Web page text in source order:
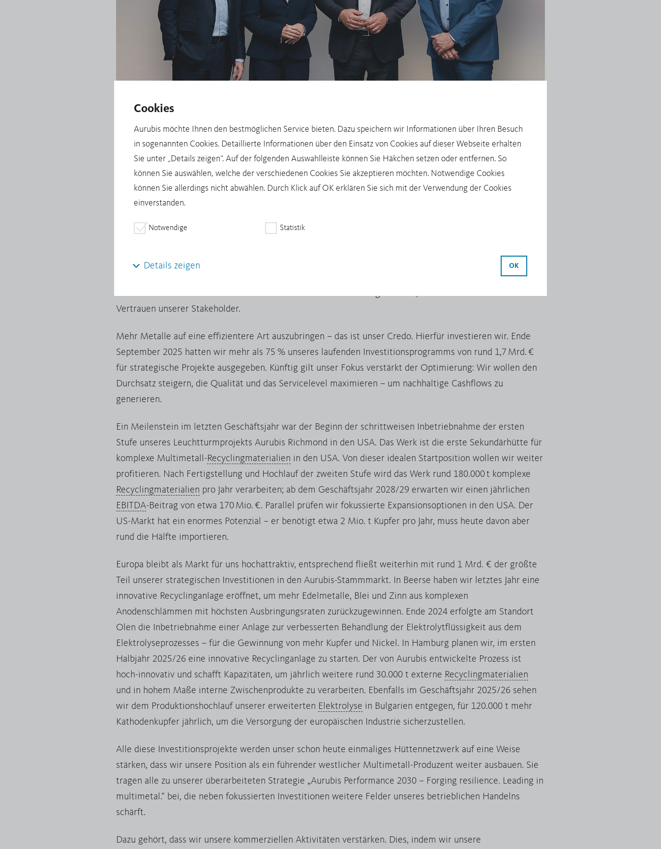
Cookies
Aurubis möchte Ihnen den bestmöglichen Service bieten. Dazu speichern wir Informationen über Ihren Besuch
in sogenannten Cookies. Detaillierte Informationen über den Einsatz von Cookies auf dieser Webseite erhalten
Sie unter „Details zeigen“. Auf der folgenden Auswahlleiste können Sie Häkchen setzen oder entfernen. So
können Sie auswählen, welche der verschiedenen Cookies Sie akzeptieren möchten. Notwendige Cookies
können Sie allerdings nicht abwählen. Durch Klick auf OK erklären Sie sich mit der Verwendung der Cookies
einverstanden.
Notwendige Statistik
Details zeigen OK
Von links: Steffen Hoffmann (CFO), Inge Hofkens (COO MMR), Dr. Toralf Haag (CEO), Tim Kurth (COO CSP)
unserer Kulturinitiative „Power for Performance“ viel Energie in die Weiterentwicklung unserer
Unternehmenskultur hin zu einer klaren Leistungsorientierung gepaart mit Elementen wie Feedback,
Vertrauen unserer Stakeholder.
Mehr Metalle auf eine effizientere Art auszubringen – das ist unser Credo. Hierfür investieren wir. Ende
September 2025 hatten wir mehr als 75 % unseres laufenden Investitionsprogramms von rund 1,7 Mrd. €
für strategische Projekte ausgegeben. Künftig gilt unser Fokus verstärkt der Optimierung: Wir wollen den
Durchsatz steigern, die Qualität und das Servicelevel maximieren – um nachhaltige Cashflows zu
generieren.
Ein Meilenstein im letzten Geschäftsjahr war der Beginn der schrittweisen Inbetriebnahme der ersten
Stufe unseres Leuchtturmprojekts Aurubis Richmond in den USA. Das Werk ist die erste Sekundärhütte für
komplexe Multimetall- Recyclingmaterialien in den USA. Von dieser idealen Startposition wollen wir weiter
profitieren. Nach Fertigstellung und Hochlauf der zweiten Stufe wird das Werk rund 180.000 t komplexe
Recyclingmaterialien pro Jahr verarbeiten; ab dem Geschäftsjahr 2028/29 erwarten wir einen jährlichen
EBITDA-Beitrag von etwa 170 Mio. €. Parallel prüfen wir fokussierte Expansionsoptionen in den USA. Der
US-Markt hat ein enormes Potenzial – er benötigt etwa 2 Mio. t Kupfer pro Jahr, muss heute davon aber
rund die Hälfte importieren.
Europa bleibt als Markt für uns hochattraktiv, entsprechend fließt weiterhin mit rund 1 Mrd. € der größte
Teil unserer strategischen Investitionen in den Aurubis-Stammmarkt. In Beerse haben wir letztes Jahr eine
innovative Recyclinganlage eröffnet, um mehr Edelmetalle, Blei und Zinn aus komplexen
Anodenschlämmen mit höchsten Ausbringungsraten zurückzugewinnen. Ende 2024 erfolgte am Standort
Olen die Inbetriebnahme einer Anlage zur verbesserten Behandlung der Elektrolytflüssigkeit aus dem
Elektrolyseprozesses – für die Gewinnung von mehr Kupfer und Nickel. In Hamburg planen wir, im ersten
Halbjahr 2025/26 eine innovative Recyclinganlage zu starten. Der von Aurubis entwickelte Prozess ist
hoch-innovativ und schafft Kapazitäten, um jährlich weitere rund 30.000 t externe Recyclingmaterialien
und in hohem Maße interne Zwischenprodukte zu verarbeiten. Ebenfalls im Geschäftsjahr 2025/26 sehen
wir dem Produktionshochlauf unserer erweiterten Elektrolyse in Bulgarien entgegen, für 120.000 t mehr
Kathodenkupfer jährlich, um die Versorgung der europäischen Industrie sicherzustellen.
Alle diese Investitionsprojekte werden unser schon heute einmaliges Hüttennetzwerk auf eine Weise
stärken, dass wir unsere Position als ein führender westlicher Multimetall-Produzent weiter ausbauen. Sie
tragen alle zu unserer überarbeiteten Strategie „Aurubis Performance 2030 – Forging resilience. Leading in
multimetal.“ bei, die neben fokussierten Investitionen weitere Felder unseres betrieblichen Handelns
schärft.
Dazu gehört, dass wir unsere kommerziellen Aktivitäten verstärken. Dies, indem wir unsere